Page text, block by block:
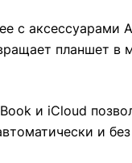
с аксессуарами
планшет в
и iCloud
и